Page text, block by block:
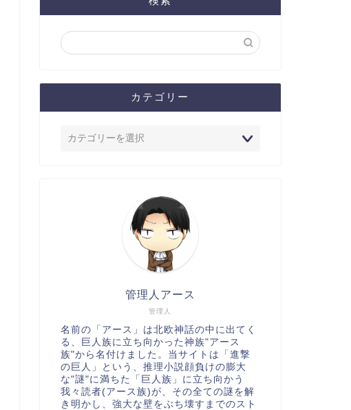
カテゴリー
管理人
管理人アース
名前の「アース」は北欧神話の中に出てく
る、巨人族に立ち向かった神族"アース
族"から名付けました。当サイトは「進撃
の巨人」という、推理小説顔負けの膨大
な"謎"に満ちた「巨人族」に立ち向かう
我々読者(アース族)が、その全ての謎を解
き明かし、強大な壁をぶち壊すまでのスト